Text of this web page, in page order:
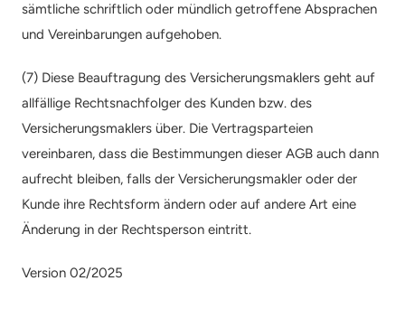
sämtliche schriftlich oder mündlich getroffene Absprachen
und Vereinbarungen aufgehoben.
(7) Diese Beauftragung des Versicherungsmaklers geht auf
allfällige Rechtsnachfolger des Kunden bzw. des
Versicherungsmaklers über. Die Vertragsparteien
vereinbaren, dass die Bestimmungen dieser AGB auch dann
aufrecht bleiben, falls der Versicherungsmakler oder der
Kunde ihre Rechtsform ändern oder auf andere Art eine
Änderung in der Rechtsperson eintritt.
Version 02/2025